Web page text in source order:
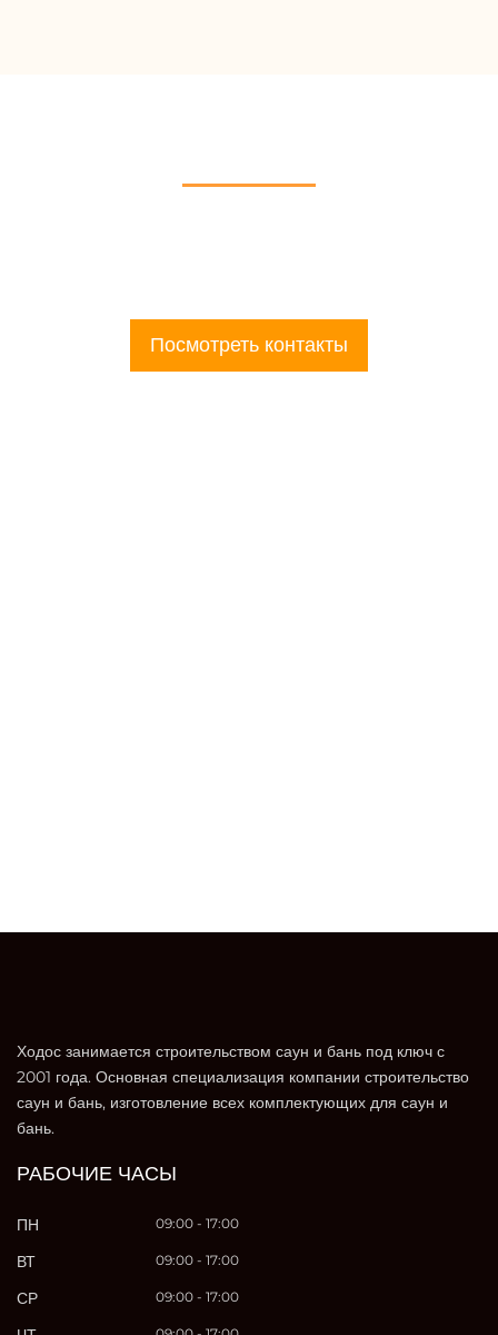
Посмотреть контакты
Ходос занимается строительством саун и бань под ключ с
2001 года. Основная специализация компании строительство
саун и бань, изготовление всех комплектующих для саун и
бань.
РАБОЧИЕ ЧАСЫ
ПН 09:00 - 17:00
ВТ 09:00 - 17:00
СР 09:00 - 17:00